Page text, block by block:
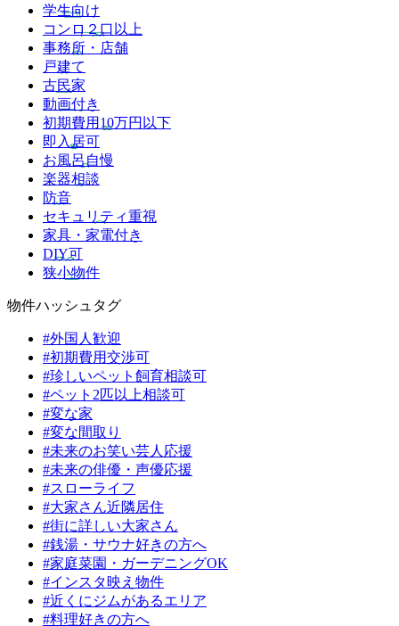
学生向け
コンロ２口以上
事務所・店舗
戸建て
古民家
動画付き
初期費用10万円以下
即入居可
お風呂自慢
楽器相談
防音
セキュリティ重視
家具・家電付き
DIY可
狭小物件
物件ハッシュタグ
#外国人歓迎
#初期費用交渉可
#珍しいペット飼育相談可
#ペット2匹以上相談可
#変な家
#変な間取り
#未来のお笑い芸人応援
#未来の俳優・声優応援
#スローライフ
#大家さん近隣居住
#街に詳しい大家さん
#銭湯・サウナ好きの方へ
#家庭菜園・ガーデニングOK
#インスタ映え物件
#近くにジムがあるエリア
#料理好きの方へ